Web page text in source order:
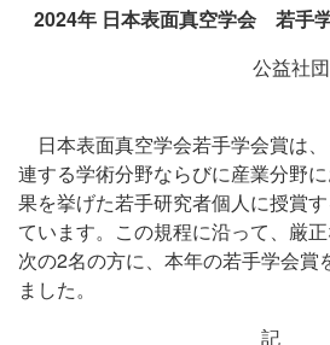
2024年 日本表面真空学会 若手
公益社
日本表面真空学会若手学会賞は
連する学術分野ならびに産業分野
果を挙げた若手研究者個人に授賞
ています。この規程に沿って、厳正
次の2名の方に、本年の若手学会賞
ました。
記